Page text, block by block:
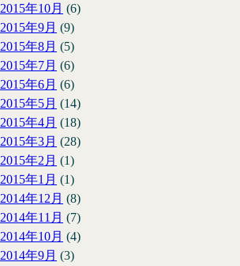
2015年10月 (6)
2015年9月 (9)
2015年8月 (5)
2015年7月 (6)
2015年6月 (6)
2015年5月 (14)
2015年4月 (18)
2015年3月 (28)
2015年2月 (1)
2015年1月 (1)
2014年12月 (8)
2014年11月 (7)
2014年10月 (4)
2014年9月 (3)